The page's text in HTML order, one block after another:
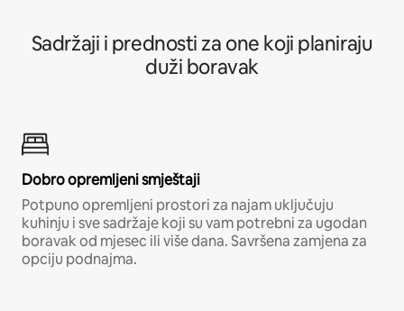
Sadržaji i prednosti za one koji planiraju
duži boravak
Dobro opremljeni smještaji
Potpuno opremljeni prostori za najam uključuju
kuhinju i sve sadržaje koji su vam potrebni za ugodan
boravak od mjesec ili više dana. Savršena zamjena za
opciju podnajma.